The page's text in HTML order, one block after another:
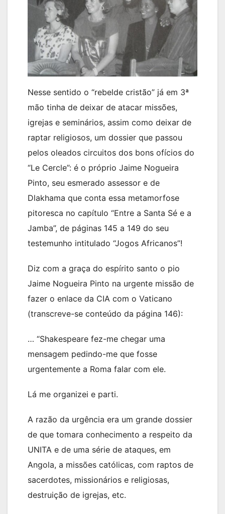
Nesse sentido o “rebelde cristão” já em 3ª
mão tinha de deixar de atacar missões,
igrejas e seminários, assim como deixar de
raptar religiosos, um dossier que passou
pelos oleados circuitos dos bons ofícios do
“Le Cercle”: é o próprio Jaime Nogueira
Pinto, seu esmerado assessor e de
Dlakhama que conta essa metamorfose
pitoresca no capítulo “Entre a Santa Sé e a
Jamba”, de páginas 145 a 149 do seu
testemunho intitulado “Jogos Africanos”!
Diz com a graça do espírito santo o pio
Jaime Nogueira Pinto na urgente missão de
fazer o enlace da CIA com o Vaticano
(transcreve-se conteúdo da página 146):
… “Shakespeare fez-me chegar uma
mensagem pedindo-me que fosse
urgentemente a Roma falar com ele.
Lá me organizei e parti.
A razão da urgência era um grande dossier
de que tomara conhecimento a respeito da
UNITA e de uma série de ataques, em
Angola, a missões católicas, com raptos de
sacerdotes, missionários e religiosas,
destruição de igrejas, etc.